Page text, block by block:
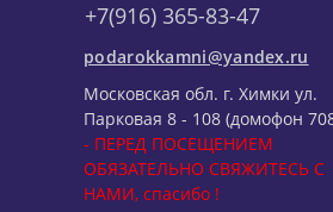
+7(916) 365-83-47
podarokkamni@yandex.ru
Московская обл. г. Химки ул.
Парковая 8 - 108 (домофон
- ПЕРЕД ПОСЕЩЕНИЕМ
ОБЯЗАТЕЛЬНО СВЯЖИТЕСЬ С
НАМИ, спасибо !